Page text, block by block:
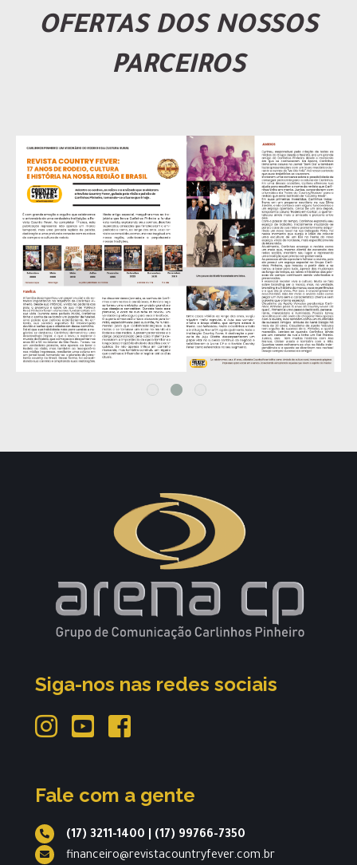
OFERTAS DOS NOSSOS
PARCEIROS
Siga-nos nas redes sociais
Fale com a gente
(17) 3211-1400
(17) 99766-7350
financeiro@revistacountryfever.com.br